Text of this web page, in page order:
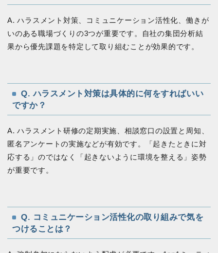
A. ハラスメント対策、コミュニケーション活性化、働きが
いのある職場づくりの3つが重要です。自社の集団分析結
果から優先課題を特定して取り組むことが効果的です。
Q. ハラスメント対策は具体的に何をすればいい
ですか？
A. ハラスメント研修の定期実施、相談窓口の設置と周知、
匿名アンケートの実施などが有効です。「起きたときに対
応する」のではなく「起きないように環境を整える」姿勢
が重要です。
Q. コミュニケーション活性化の取り組みで気を
つけることは？